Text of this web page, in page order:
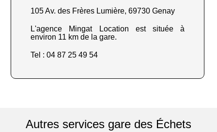
105 Av. des Frères Lumière, 69730 Genay
L'agence Mingat Location est située à
environ 11 km de la gare.
Tel : 04 87 25 49 54
Autres services gare des Échets